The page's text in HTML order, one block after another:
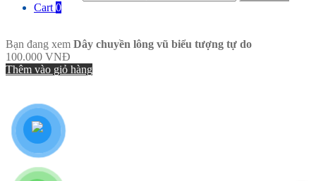
Cart 0
Bạn đang xem Dây chuyền lông vũ biểu tượng tự do
100.000 VNĐ
Thêm vào giỏ hàng